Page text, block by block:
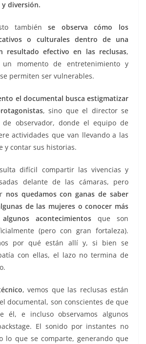
diversión.
tambiénse observa cómo los
o culturales dentro de una
resultado efectivo en las reclusas,
un momento de entretenimiento y
permiten ser vulnerables.
el documental busca estigmatizar
, sino que el director se
observador, donde el equipo de
actividades que van llevando a las
y contar sus historias.
difícil compartir las vivencias y
delante de las cámaras, pero
nos quedamos con ganas de saber
de las mujeres o conocer más
acontecimientos que son
(pero con gran fortaleza).
por qué están allí y, si bien se
con ellas, el lazo no termina de
, vemos que las reclusas están
documental, son conscientes de que
él, e incluso observamos algunos
El sonido por instantes no
lo que se comparte, generando que